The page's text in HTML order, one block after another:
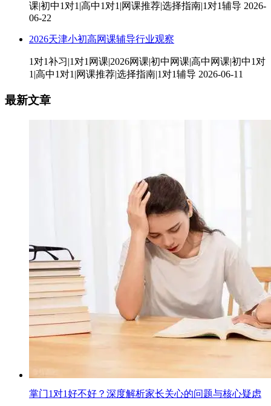
课|初中1对1|高中1对1|网课推荐|选择指南|1对1辅导 2026-
06-22
2026天津小初高网课辅导行业观察
1对1补习|1对1网课|2026网课|初中网课|高中网课|初中1对
1|高中1对1|网课推荐|选择指南|1对1辅导 2026-06-11
最新文章
掌门1对1好不好？深度解析家长关心的问题与核心疑虑